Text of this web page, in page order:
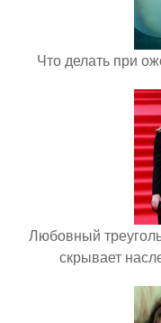
Что делать при
Любовный
скрывает